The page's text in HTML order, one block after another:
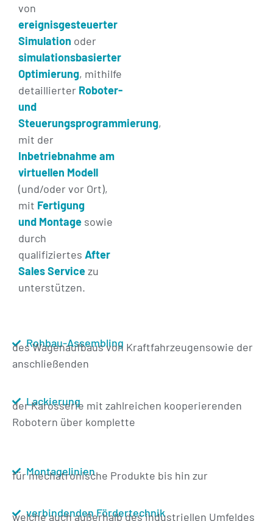
von
ereignisgesteuerter
Simulation oder
simulationsbasierter
Optimierung, mithilfe
detaillierter Roboter-
und
Steuerungsprogrammierung,
mit der
Inbetriebnahme am
virtuellen Modell
(und/oder vor Ort),
mit Fertigung
und Montage sowie
durch
qualifiziertes After
Sales Servicezu
unterstützen.
Rohbau-Assembling
des Wagenaufbaus von Kraftfahrzeugensowie der
anschließenden
Lackierung
der Karosserie mit zahlreichen kooperierenden
Robotern über komplette
Montagelinien
für mechatronische Produkte bis hin zur
verbindenden Fördertechnik
welche auch außerhalb des industriellen Umfeldes